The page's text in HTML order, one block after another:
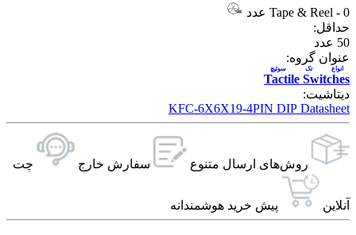
Tape & Reel - 0 عدد
حداقل:
50 عدد
عنوان گروه:
Tactile Switches
انواع تک سوئيچ
دیتاشیت:
KFC-6X6X19-4PIN DIP Datasheet
روش‌های ارسال‌ متنوع سفارش خارج چت
آنلاین پیش خرید هوشمندانه